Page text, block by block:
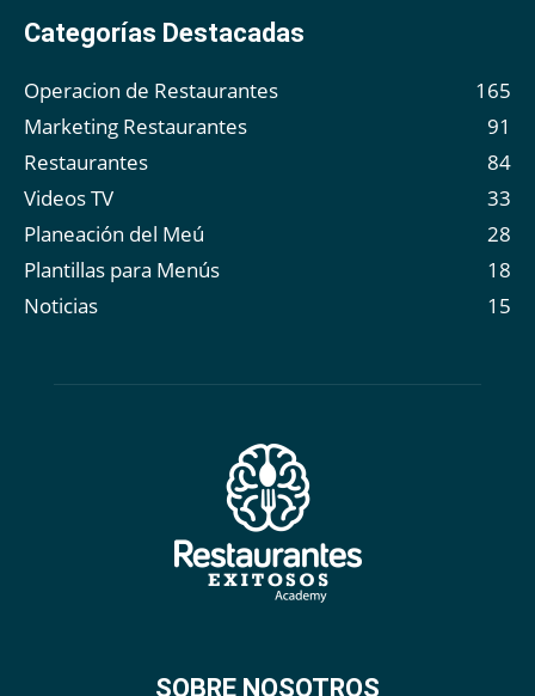
Categorías Destacadas
Operacion de Restaurantes
165
Marketing Restaurantes
91
Restaurantes
84
Videos TV
33
Planeación del Meú
28
Plantillas para Menús
18
Noticias
15
SOBRE NOSOTROS